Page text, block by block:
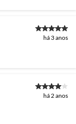
há 3 anos
há 2 anos